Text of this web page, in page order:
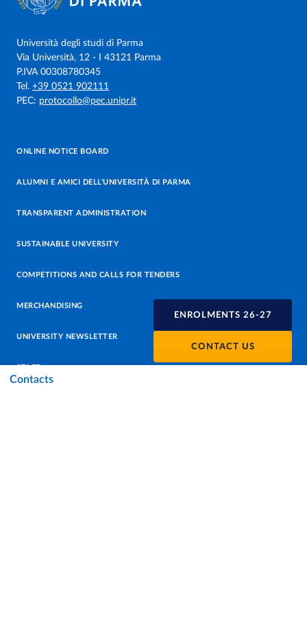
ENROLMENTS 26-27
CONTACT US
Contacts
Università degli studi di Parma
Via Università, 12 - I 43121 Parma
P.IVA 00308780345
Tel. +39 0521 902111
PEC: protocollo@pec.unipr.it
ONLINE NOTICE BOARD
ALUMNI E AMICI DELL’UNIVERSITÀ DI PARMA
TRANSPARENT ADMINISTRATION
SUSTAINABLE UNIVERSITY
COMPETITIONS AND CALLS FOR TENDERS
MERCHANDISING
UNIVERSITY NEWSLETTER
STAFF